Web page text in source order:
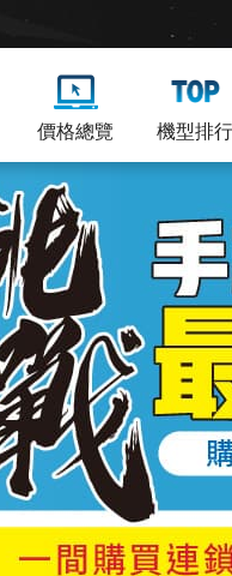
價格總覽 機型排行